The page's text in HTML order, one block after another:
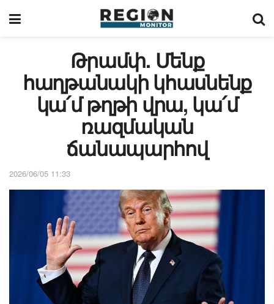
Թրամփ. Մենք
հաղթանակի կհասնենք
կա՛մ թղթի վրա, կա՛մ
ռազմական
ճանապարհով
2026/06/05 11:33